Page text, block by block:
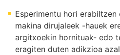
Esperimentu hori
makina dirujaleek -hauek
argitxoekin hornituak- edo
eragiten duten adikzioa